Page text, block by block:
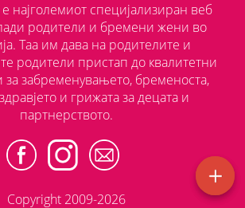
е најголемиот специјализиран веб
родители и бремени жени во
Таа им дава на родителите и
родители пристап до квалитетни
забременувањето, бременоста,
и грижата за децата и
партнерството.
Copyright 2009-2026